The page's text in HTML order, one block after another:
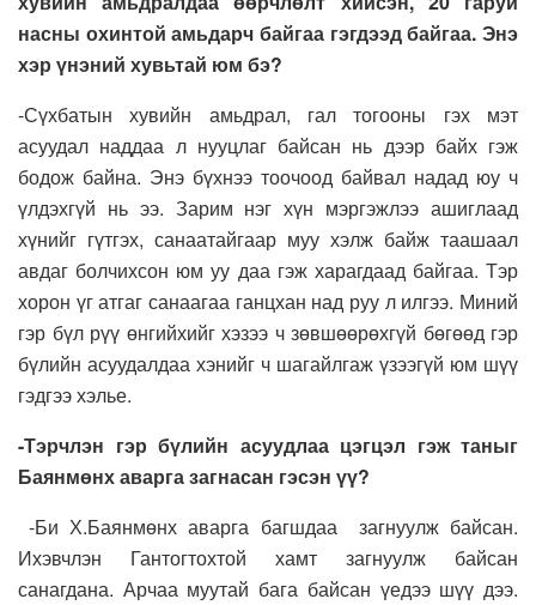
насны охинтой амьдарч байгаа гэгдээд байгаа. Энэ
хэр үнэний хувьтай юм бэ?
-Сүхбатын хувийн амьдрал, гал тогооны гэх мэт
асуудал наддаа л нууцлаг байсан нь дээр байх гэж
бодож байна. Энэ бүхнээ тоочоод байвал надад юу ч
үлдэхгүй нь ээ. Зарим нэг хүн мэргэжлээ ашиглаад
хүнийг гүтгэх, санаатайгаар муу хэлж байж таашаал
авдаг болчихсон юм уу даа гэж харагдаад байгаа. Тэр
хорон үг атгаг санаагаа ганцхан над руу л илгээ. Миний
гэр бүл рүү өнгийхийг хэзээ ч зөвшөөрөхгүй бөгөөд гэр
бүлийн асуудалдаа хэнийг ч шагайлгаж үзээгүй юм шүү
гэдгээ хэлье.
-Тэрчлэн гэр бүлийн асуудлаа цэгцэл гэж таныг
Баянмөнх аварга загнасан гэсэн үү?
-Би Х.Баянмөнх аварга багшдаа загнуулж байсан.
Ихэвчлэн Гантогтохтой хамт загнуулж байсан
санагдана. Арчаа муутай бага байсан үедээ шүү дээ.